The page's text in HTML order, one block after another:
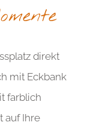
direkt
mit Eckbank
farblich
auf Ihre